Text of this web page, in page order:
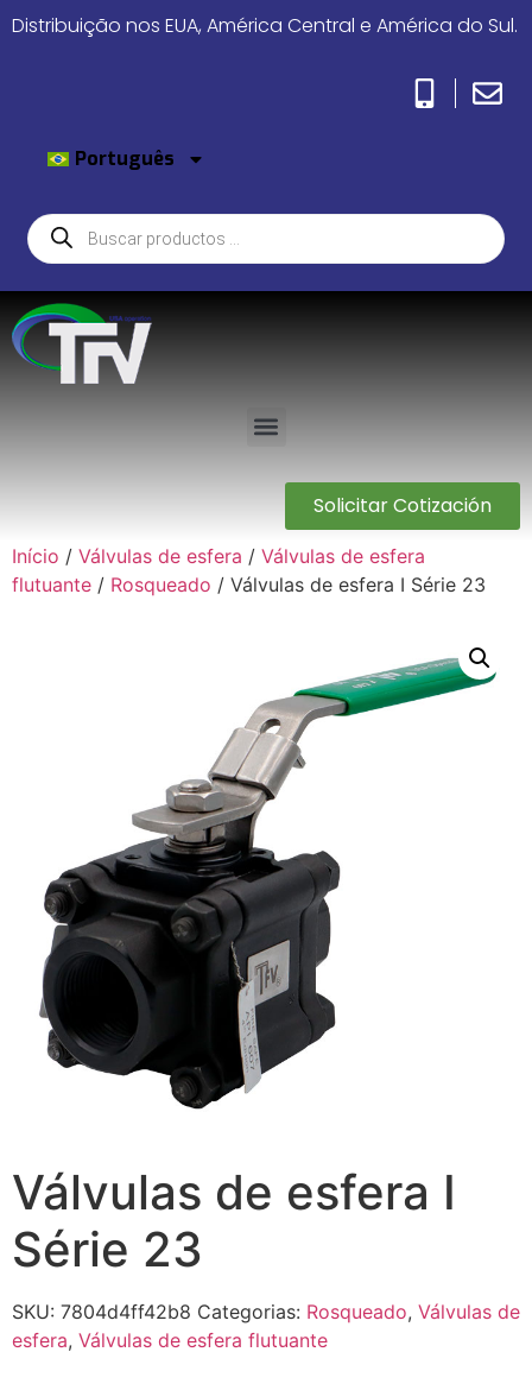
Distribuição nos EUA, América Central e América do Sul.
Português
Solicitar Cotización
Início / Válvulas de esfera / Válvulas de esfera
flutuante / Rosqueado / Válvulas de esfera I Série 23
Válvulas de esfera I
Série 23
SKU: 7804d4ff42b8 Categorias: Rosqueado, Válvulas de
esfera, Válvulas de esfera flutuante